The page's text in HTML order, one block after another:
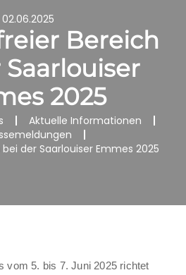
02.06.2025
Bereich
2025
Aktuelle Informationen
der Saarlouiser Emmes 2025
vom 5. bis 7. Juni 2025 richtet